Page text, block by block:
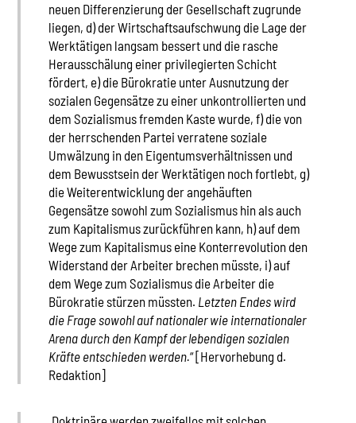
neuen Differenzierung der Gesellschaft zugrunde
liegen, d) der Wirtschaftsaufschwung die Lage der
Werktätigen langsam bessert und die rasche
Herausschälung einer privilegierten Schicht
fördert, e) die Bürokratie unter Ausnutzung der
sozialen Gegensätze zu einer unkontrollierten und
dem Sozialismus fremden Kaste wurde, f) die von
der herrschenden Partei verratene soziale
Umwälzung in den Eigentumsverhältnissen und
dem Bewusstsein der Werktätigen noch fortlebt, g)
die Weiterentwicklung der angehäuften
Gegensätze sowohl zum Sozialismus hin als auch
zum Kapitalismus zurückführen kann, h) auf dem
Wege zum Kapitalismus eine Konterrevolution den
Widerstand der Arbeiter brechen müsste, i) auf
dem Wege zum Sozialismus die Arbeiter die
Bürokratie stürzen müssten. Letzten Endes wird
die Frage sowohl auf nationaler wie internationaler
Arena durch den Kampf der lebendigen sozialen
Kräfte entschieden werden.“ [Hervorhebung d.
Redaktion]